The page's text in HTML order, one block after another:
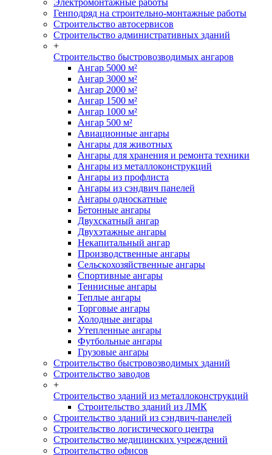
Электромонтажные работы
Генподряд на строительно-монтажные работы
Строительство автосервисов
Строительство административных зданий
+
Строительство быстровозводимых ангаров
Ангар 5000 м²
Ангар 3000 м²
Ангар 2000 м²
Ангар 1500 м²
Ангар 1000 м²
Ангар 500 м²
Авиационные ангары
Ангары для животных
Ангары для хранения и ремонта техники
Ангары из металлоконструкций
Ангары из профлиста
Ангары из сэндвич панелей
Ангары односкатные
Бетонные ангары
Двухскатный ангар
Двухэтажные ангары
Некапитальный ангар
Производственные ангары
Сельскохозяйственные ангары
Спортивные ангары
Теннисные ангары
Теплые ангары
Торговые ангары
Холодные ангары
Утепленные ангары
Футбольные ангары
Грузовые ангары
Строительство быстровозводимых зданий
Строительство заводов
+
Строительство зданий из металлоконструкций
Строительство зданий из ЛМК
Строительство зданий из сэндвич-панелей
Строительство логистического центра
Строительство медицинских учреждений
Строительство офисов